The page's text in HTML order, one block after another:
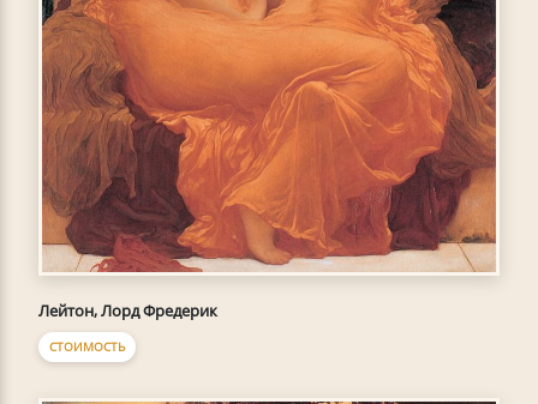
Лейтон, Лорд Фредерик
СТОИМОСТЬ